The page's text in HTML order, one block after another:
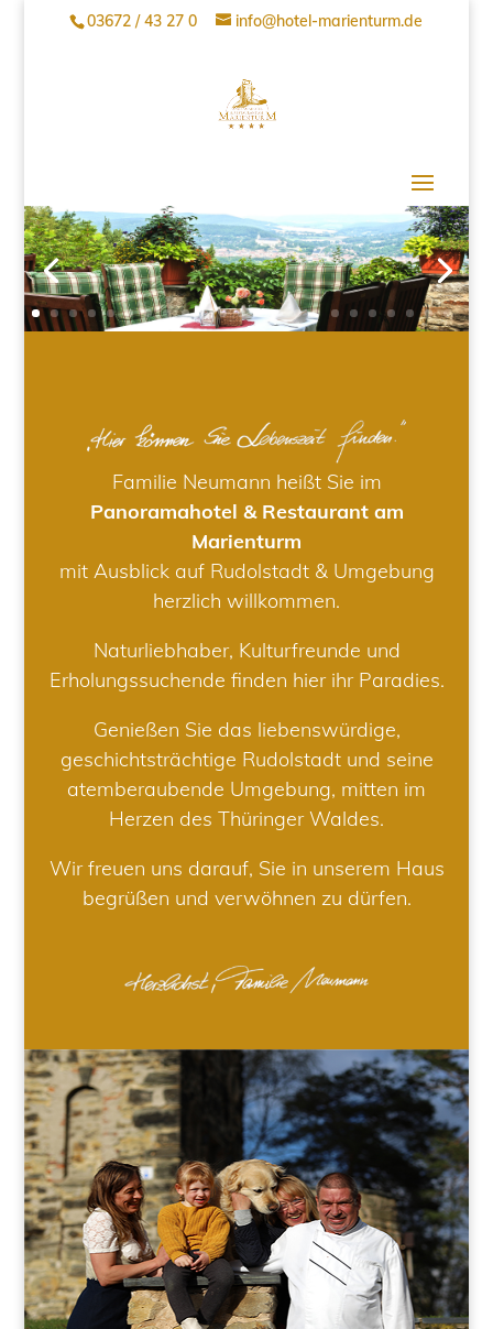
03672 / 43 27 0 info@hotel-marienturm.de
Familie Neumann heißt Sie im
Panoramahotel & Restaurant am
Marienturm
mit Ausblick auf Rudolstadt & Umgebung
herzlich willkommen.
Naturliebhaber, Kulturfreunde und
Erholungssuchende finden hier ihr Paradies.
Genießen Sie das liebenswürdige,
geschichtsträchtige Rudolstadt und seine
atemberaubende Umgebung, mitten im
Herzen des Thüringer Waldes.
Wir freuen uns darauf, Sie in unserem Haus
begrüßen und verwöhnen zu dürfen.